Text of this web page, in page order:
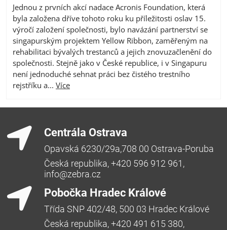
Jednou z prvních akcí nadace Acronis Foundation, která
byla založena dříve tohoto roku ku příležitosti oslav 15.
výročí založení společnosti, bylo navázání partnerství se
singapurským projektem Yellow Ribbon, zaměřeným na
rehabilitaci bývalých trestanců a jejich znovuzačlenění do
společnosti. Stejně jako v České republice, i v Singapuru
není jednoduché sehnat práci bez čistého trestního
rejstříku a... Více
Centrála Ostrava
Opavská 6230/29a,708 00 Ostrava-Poruba
Česká republika, +420 596 912 961,
info@zebra.cz
Pobočka Hradec Králové
Třída SNP 402/48, 500 03 Hradec Králové
Česká republika, +420 491 615 380,